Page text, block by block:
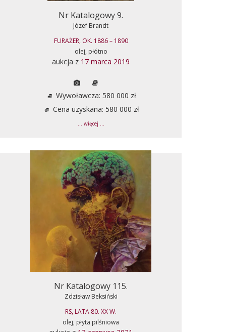
Nr Katalogowy 9.
Józef Brandt
FURAŻER, OK. 1886 – 1890
olej, płótno
aukcja z 17 marca 2019
Wywoławcza: 580 000 zł
Cena uzyskana: 580 000 zł
... więcej ...
Nr Katalogowy 115.
Zdzisław Beksiński
RS, LATA 80. XX W.
olej, płyta pilśniowa